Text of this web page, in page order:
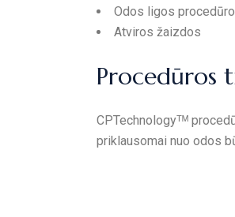
Odos ligos
Atviros žaizdos
Procedūros
CPTechnologyᵀᴹ
priklausomai nuo odos